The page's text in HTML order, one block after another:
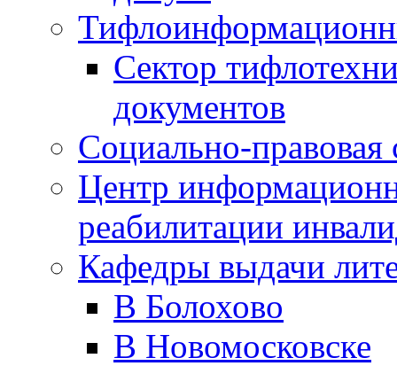
Сектор
документов
Социально-правовая
Центр
реабилитации
Кафедры выдачи
В Болохово
В Новомосковске